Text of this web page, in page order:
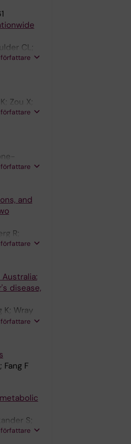
CL;
författare
Zou X;
författare
författare
and
R;
författare
disease,
K; Wray
A;
författare
Fang F
S;
författare